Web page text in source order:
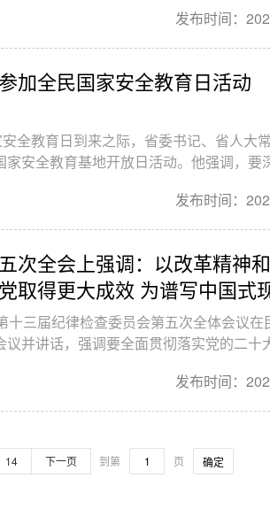
说德、以案说纪、以案说法、以案说责，
精神，为奋力在展现贵州新风采中作出
发布时间：
加全民国家安全教育日活动
全教育日到来之际，省委书记、省人大
安全教育基地开放日活动。他强调，要
全观，更好统筹发展和安全，推动全民国
高水平安全良性互动。省委常委、省委
发布时间：
次全会上强调：以改革精神
取得更大成效 为谱写中国式
十三届纪律检查委员会第五次全体会议在
并讲话，强调要全面贯彻落实党的二十
神，坚定不移以改革精神和严的标准推动
式现代化金沙篇章提供坚强保障。
发布时间：
14 下一页 到第 页 确定